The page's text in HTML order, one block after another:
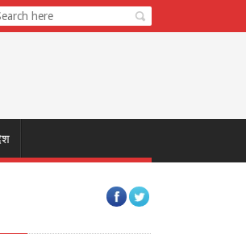
आए, पर्यटन क्षेत्र में Skil Devlopment को मिलेगी रफ्तार